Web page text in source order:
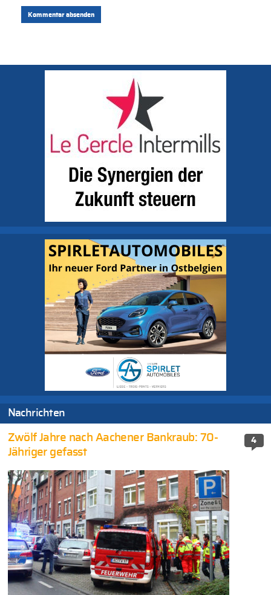
Nachrichten
4
Zwölf Jahre nach Aachener Bankraub: 70-
Jähriger gefasst